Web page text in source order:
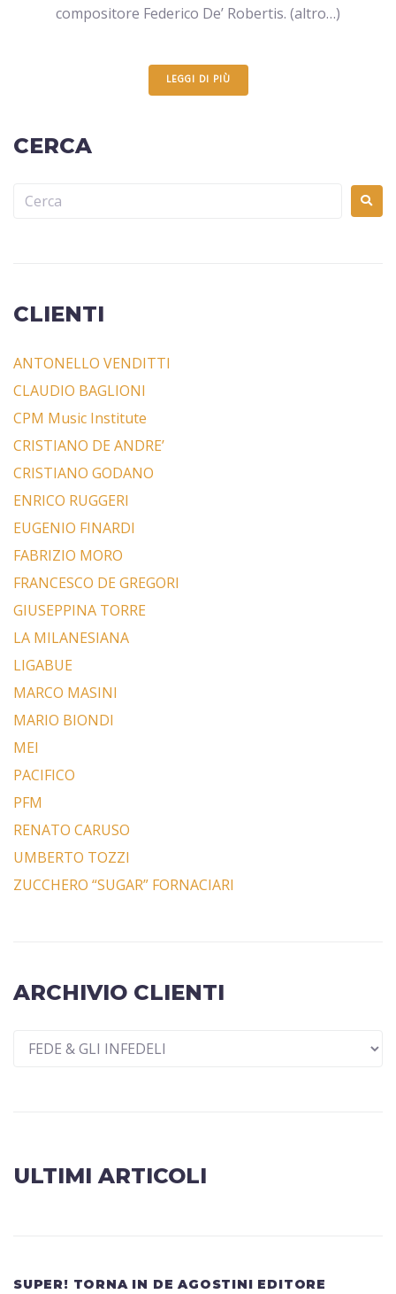
compositore Federico De’ Robertis. (altro…)
LEGGI DI PIÙ
CERCA
CLIENTI
ANTONELLO VENDITTI
CLAUDIO BAGLIONI
CPM Music Institute
CRISTIANO DE ANDRE’
CRISTIANO GODANO
ENRICO RUGGERI
EUGENIO FINARDI
FABRIZIO MORO
FRANCESCO DE GREGORI
GIUSEPPINA TORRE
LA MILANESIANA
LIGABUE
MARCO MASINI
MARIO BIONDI
MEI
PACIFICO
PFM
RENATO CARUSO
UMBERTO TOZZI
ZUCCHERO “SUGAR” FORNACIARI
ARCHIVIO CLIENTI
ULTIMI ARTICOLI
SUPER! TORNA IN DE AGOSTINI EDITORE